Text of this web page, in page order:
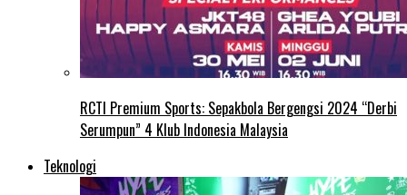
RCTI Premium Sports: Sepakbola Bergengsi 2024 “Derbi
Serumpun” 4 Klub Indonesia Malaysia
Teknologi